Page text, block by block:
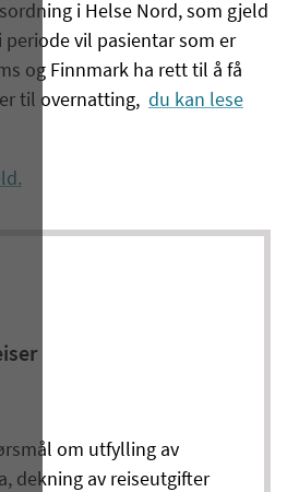
i Helse Nord, som gjeld
periode vil pasientar som er
og Finnmark ha rett til å få
til overnatting, du kan lese
om utfylling av
dekning av reiseutgifter